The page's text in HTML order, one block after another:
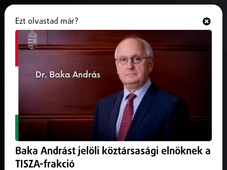
Újabb dílereket vittek el a
rendőrök Nyírbátorban
2026. május 29.Nyíregyháza
Mindkét férfit kábítószer-kereskedelem gyanújával
elrendelte a letartóztatásukat.
Ezt olvastad már?
Baka Andrást jelöli köztársasági elnöknek a
TISZA-frakció